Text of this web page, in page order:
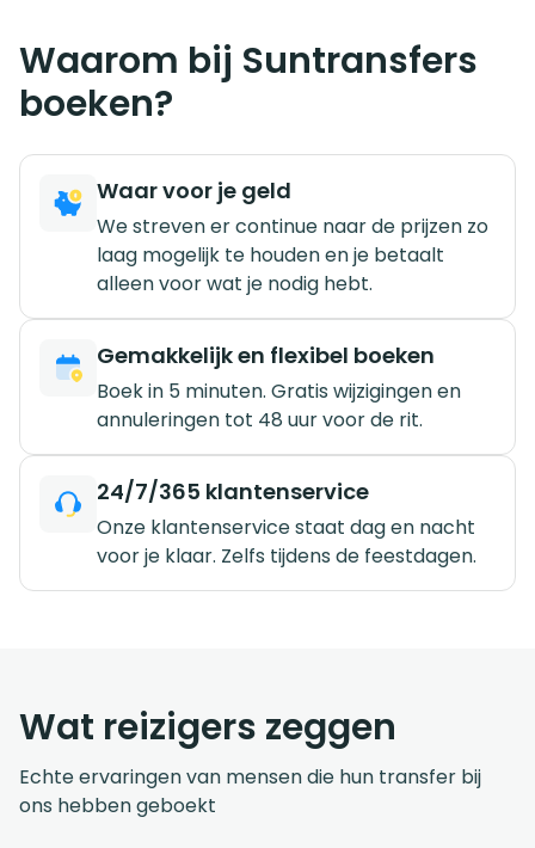
Waarom bij Suntransfers
boeken?
Waar voor je geld
We streven er continue naar de prijzen zo
laag mogelijk te houden en je betaalt
alleen voor wat je nodig hebt.
Gemakkelijk en flexibel boeken
Boek in 5 minuten. Gratis wijzigingen en
annuleringen tot 48 uur voor de rit.
24/7/365 klantenservice
Onze klantenservice staat dag en nacht
voor je klaar. Zelfs tijdens de feestdagen.
Wat reizigers zeggen
Echte ervaringen van mensen die hun transfer bij
ons hebben geboekt